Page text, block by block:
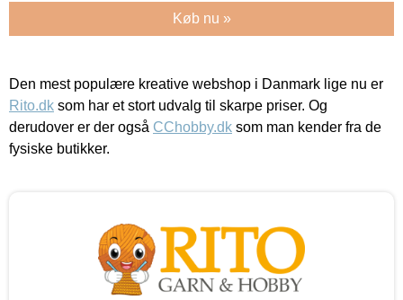
Køb nu »
Den mest populære kreative webshop i Danmark lige nu er
Rito.dk som har et stort udvalg til skarpe priser. Og
derudover er der også CChobby.dk som man kender fra de
fysiske butikker.